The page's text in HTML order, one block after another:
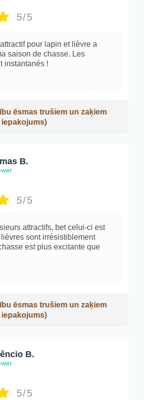
5/5
pour lapin et lièvre a
saison de chasse. Les
instantanés !
ēsmas trušiem un zaķiem
iepakojums)
B.
5/5
attractifs, bet celui-ci est
sont irrésistiblement
est plus excitante que
ēsmas trušiem un zaķiem
iepakojums)
B.
5/5